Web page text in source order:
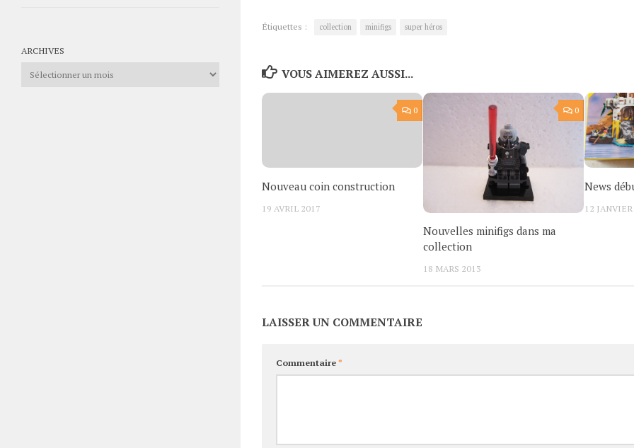
Étiquettes : collection minifigs super héros
VOUS AIMEREZ AUSSI...
0
Nouveau coin construction
19 AVRIL 2017
0
Nouvelles minifigs dans ma
collection
18 MARS 2013
News
12
LAISSER UN COMMENTAIRE
Commentaire*
ARCHIVES
Archives